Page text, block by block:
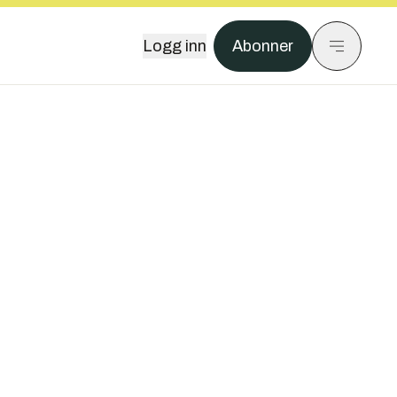
Logg inn Abonner